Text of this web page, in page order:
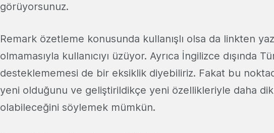
görüyorsunuz.
Remark özetleme konusunda kullanışlı olsa da linkten
olmamasıyla kullanıcıyı üzüyor. Ayrıca İngilizce dışında
desteklememesi de bir eksiklik diyebiliriz. Fakat bu
yeni olduğunu ve geliştirildikçe yeni özellikleriyle daha
olabileceğini söylemek mümkün.